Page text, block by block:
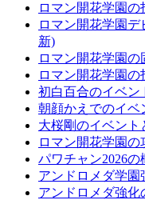
ロマン開花学園
ロマン開花学園
新)
ロマン開花学園
ロマン開花学園
初白百合のイベン
朝顔かえでのイベ
大桜剛のイベント
ロマン開花学園の
パワチャン2026
アンドロメダ学園
アンドロメダ強化